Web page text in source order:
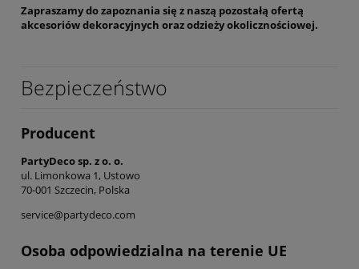
Zapraszamy do zapoznania się z naszą pozostałą ofertą
akcesoriów dekoracyjnych oraz odzieży okolicznościowej.
Bezpieczeństwo
Producent
PartyDeco sp. z o. o.
ul. Limonkowa 1, Ustowo
70-001 Szczecin, Polska
service@partydeco.com
Osoba odpowiedzialna na terenie UE